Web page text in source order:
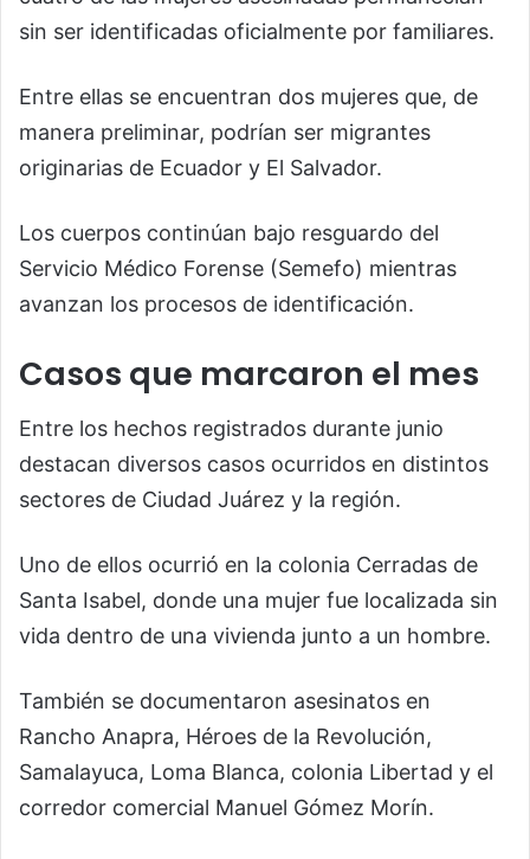
sin ser identificadas oficialmente por familiares.
Entre ellas se encuentran dos mujeres que, de
manera preliminar, podrían ser migrantes
originarias de Ecuador y El Salvador.
Los cuerpos continúan bajo resguardo del
Servicio Médico Forense (Semefo) mientras
avanzan los procesos de identificación.
Casos que marcaron el mes
Entre los hechos registrados durante junio
destacan diversos casos ocurridos en distintos
sectores de Ciudad Juárez y la región.
Uno de ellos ocurrió en la colonia Cerradas de
Santa Isabel, donde una mujer fue localizada sin
vida dentro de una vivienda junto a un hombre.
También se documentaron asesinatos en
Rancho Anapra, Héroes de la Revolución,
Samalayuca, Loma Blanca, colonia Libertad y el
corredor comercial Manuel Gómez Morín.